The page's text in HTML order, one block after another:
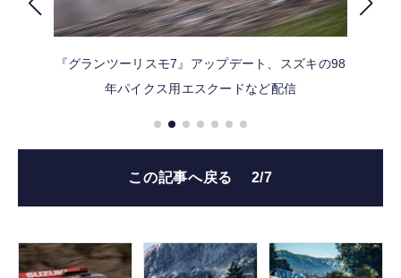
『グランツーリスモ7』アップデート、スズキの98
年パイクス用エスクードなど配信
この記事へ戻る 2/7